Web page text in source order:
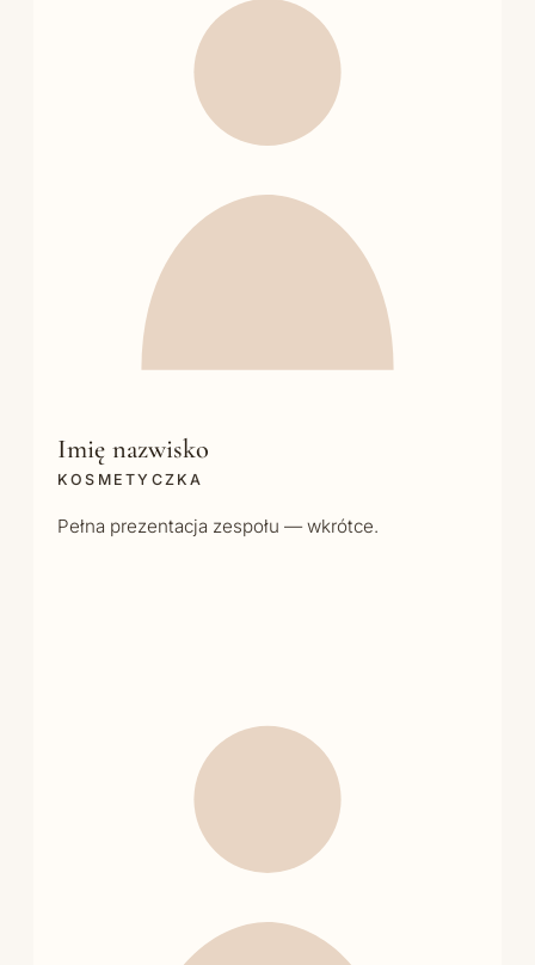
Imię nazwisko
KOSMETYCZKA
Pełna prezentacja zespołu — wkrótce.